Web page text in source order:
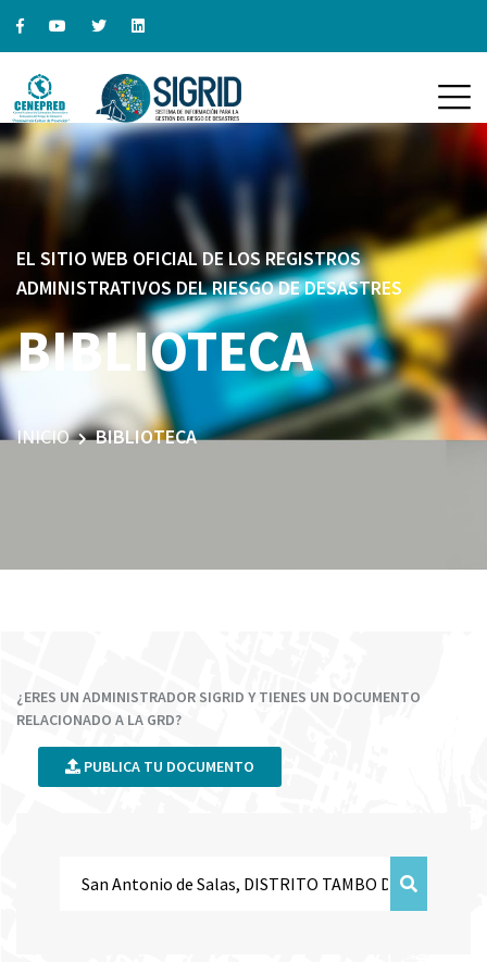
EL SITIO WEB OFICIAL DE LOS REGISTROS
ADMINISTRATIVOS DEL RIESGO DE DESASTRES
BIBLIOTECA
INICIO BIBLIOTECA
¿ERES UN ADMINISTRADOR SIGRID Y TIENES UN DOCUMENTO
RELACIONADO A LA GRD?
PUBLICA TU DOCUMENTO